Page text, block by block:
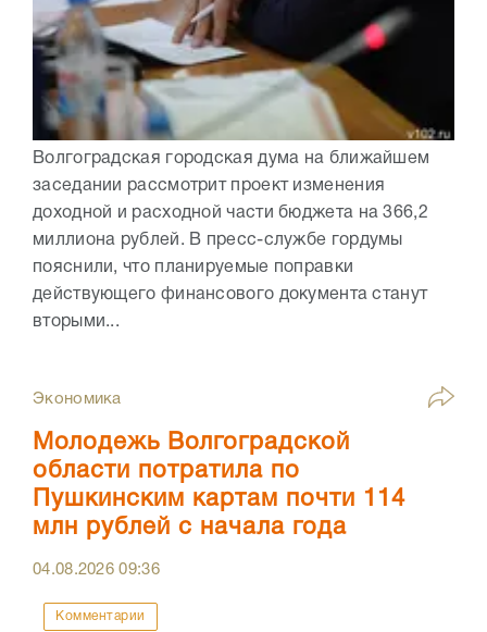
Волгоградская городская дума на ближайшем
заседании рассмотрит проект изменения
доходной и расходной части бюджета на 366,2
миллиона рублей. В пресс-службе гордумы
пояснили, что планируемые поправки
действующего финансового документа станут
вторыми...
Экономика
Молодежь Волгоградской
области потратила по
Пушкинским картам почти 114
млн рублей с начала года
04.08.202609:36
Комментарии